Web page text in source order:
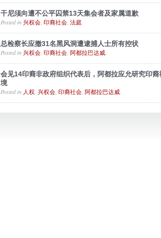
干尼须向遭不公平囚禁13天集会者及家属道歉
Posted in 兴权会 印裔社会 法庭
总检察长应撤31名黑风洞遭逮捕人士所有控状
Posted in 兴权会 印裔社会 阿都拉巴达威
会见14印裔非政府组织代表后，阿都拉应允研究印裔
境
Posted in 人权 兴权会 印裔社会 阿都拉巴达威